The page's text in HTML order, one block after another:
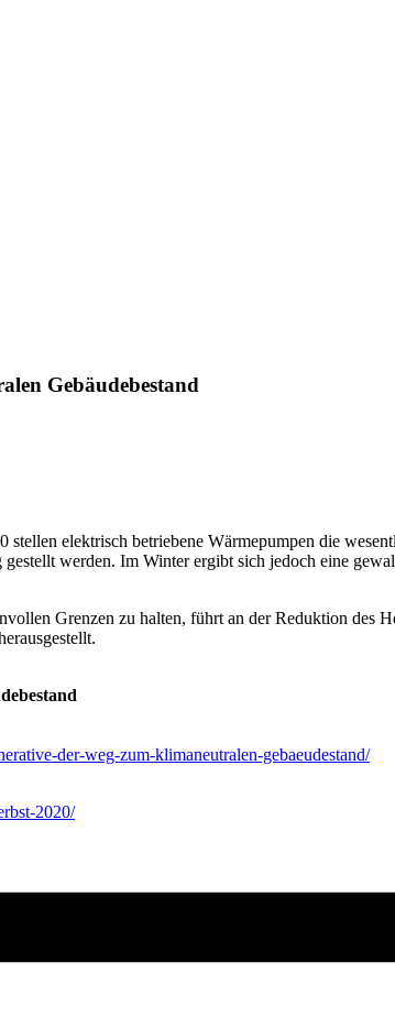
Gebäudebestand
elektrisch betriebene Wärmepumpen die
werden. Im Winter ergibt sich jedoch eine
Grenzen zu halten, führt an der Reduktion des
der-weg-zum-klimaneutralen-gebaeudestand/
2020/